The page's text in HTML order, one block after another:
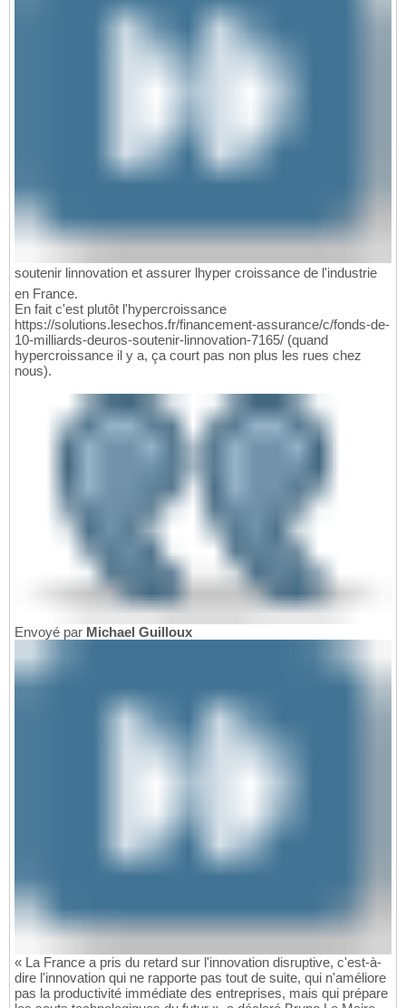
soutenir linnovation et assurer lhyper croissance de l'industrie
en France.
En fait c'est plutôt l'hypercroissance
https://solutions.lesechos.fr/financement-assurance/c/fonds-de-
10-milliards-deuros-soutenir-linnovation-7165/ (quand
hypercroissance il y a, ça court pas non plus les rues chez
nous).
Envoyé par Michael Guilloux
« La France a pris du retard sur l'innovation disruptive, c'est-à-
dire l'innovation qui ne rapporte pas tout de suite, qui n'améliore
pas la productivité immédiate des entreprises, mais qui prépare